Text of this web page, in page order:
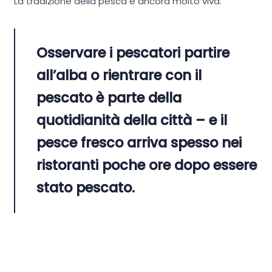
Osservare i pescatori partire
all’alba o rientrare con il
pescato è parte della
quotidianità della città – e il
pesce fresco arriva spesso nei
ristoranti poche ore dopo essere
stato pescato.